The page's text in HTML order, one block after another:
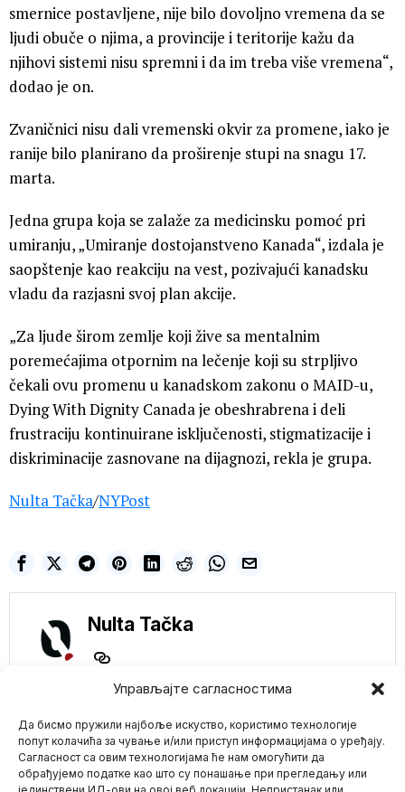
Управљајте сагласностима
Да бисмо пружили најбоље искуство, користимо технологије
попут колачића за чување и/или приступ информацијама о уређају.
Сагласност са овим технологијама ће нам омогућити да
обрађујемо податке као што су понашање при прегледању или
smernice postavljene, nije bilo dovoljno vremena da se
ljudi obuče o njima, a provincije i teritorije kažu da
njihovi sistemi nisu spremni i da im treba više vremena“,
dodao je on.
Zvaničnici nisu dali vremenski okvir za promene, iako je
ranije bilo planirano da proširenje stupi na snagu 17.
marta.
Jedna grupa koja se zalaže za medicinsku pomoć pri
umiranju, „Umiranje dostojanstveno Kanada“, izdala je
saopštenje kao reakciju na vest, pozivajući kanadsku
vladu da razjasni svoj plan akcije.
„Za ljude širom zemlje koji žive sa mentalnim
poremećajima otpornim na lečenje koji su strpljivo
čekali ovu promenu u kanadskom zakonu o MAID-u,
Dying With Dignity Canada je obeshrabrena i deli
frustraciju kontinuirane isključenosti, stigmatizacije i
diskriminacije zasnovane na dijagnozi, rekla je grupa.
Nulta Tačka/NYPost
Nulta Tačka
DOKTOR IZVEŠTAVA
O “POVEĆANJU
RAKA ZA 20 PUTA”
KOD VAKCINISANIH
PACIJENATA